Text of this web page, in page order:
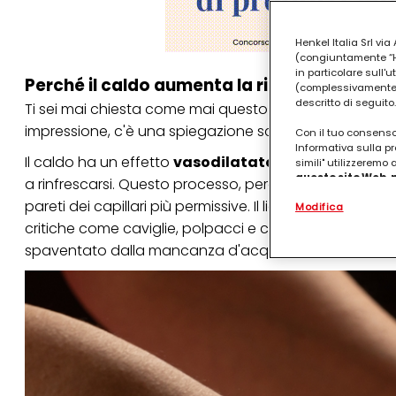
Perché il caldo aumenta la ritenzione
Ti sei mai chiesta come mai questo problema
impressione, c'è una spiegazione scientifica molto
Il caldo ha un effetto vasodilatatore
: significa che
a rinfrescarsi. Questo processo, però, rallenta il
pareti dei capillari più permissive. Il liquido, di
critiche come caviglie, polpacci e cosce. Se a
spaventato dalla mancanza d'acqua, inizia a
Henkel Italia Srl via
(congiuntamente
in particolare
descritto di seguito.
Con il tuo
Informativa sulla
simili" utilizzeremo
questo sito
.
(rispettivamente
terzi, conservare
identificati) su
misurare e
Puoi trovare
collegata nel piè
qualsiasi
collegata nel piè
periodo di
Modifica